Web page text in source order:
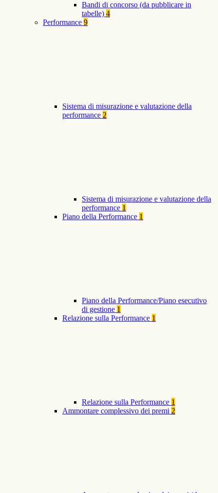
Bandi di concorso (da pubblicare in
tabelle) 4
Performance 9
Sistema di misurazione e valutazione della
performance 2
Sistema di misurazione e valutazione della
performance 1
Piano della Performance 1
Piano della Performance/Piano esecutivo
di gestione 1
Relazione sulla Performance 1
Relazione sulla Performance 1
Ammontare complessivo dei premi 2